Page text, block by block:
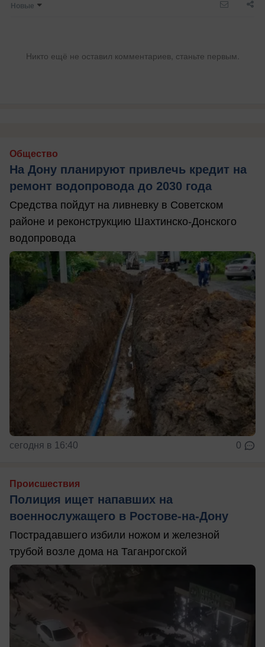
Новые
Никто ещё не оставил комментариев, станьте первым.
Общество
На Дону планируют привлечь кредит на
ремонт водопровода до 2030 года
Средства пойдут на ливневку в Советском
районе и реконструкцию Шахтинско-Донского
водопровода
сегодня в 16:40 0
Происшествия
Полиция ищет напавших на
военнослужащего в Ростове-на-Дону
Пострадавшего избили ножом и железной
трубой возле дома на Таганрогской